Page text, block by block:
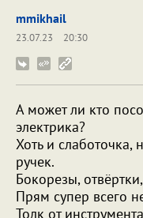
mmikhail
23.07.23
20:30
А может ли кто
электрика?
Хоть и слаботочка,
ручек.
Бокорезы,
Прям супер всего
Толк от